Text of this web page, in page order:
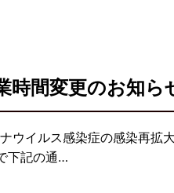
時間変更のお知ら
ウイルス感染症の感染再拡
下記の通…